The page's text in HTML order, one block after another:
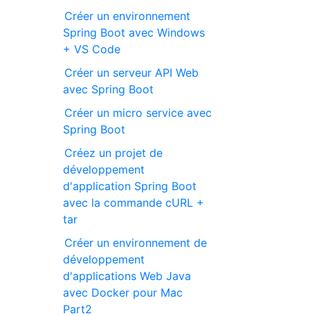
Créer un environnement
Spring Boot avec Windows
+ VS Code
Créer un serveur API Web
avec Spring Boot
Créer un micro service avec
Spring Boot
Créez un projet de
développement
d'application Spring Boot
avec la commande cURL +
tar
Créer un environnement de
développement
d'applications Web Java
avec Docker pour Mac
Part2